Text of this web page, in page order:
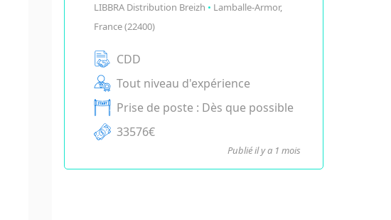
LIBBRA Distribution Breizh • Lamballe-Armor,
France (22400)
CDD
Tout niveau d'expérience
Prise de poste : Dès que possible
33576€
Publié il y a 1 mois